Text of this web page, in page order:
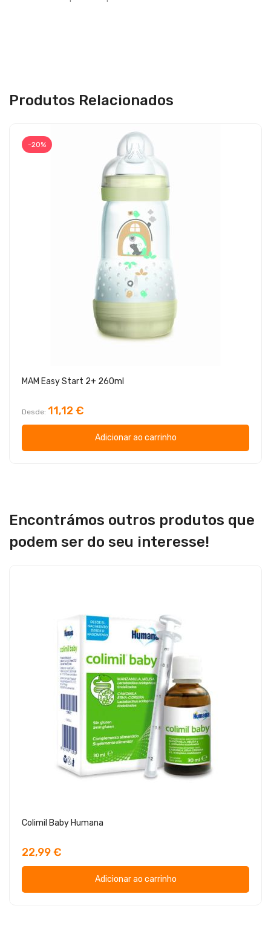
Produtos Relacionados
-20%
MAM Easy Start 2+ 260ml
Desde 11,12 €
Adicionar ao carrinho
Encontrámos outros produtos que
podem ser do seu interesse!
Colimil Baby Humana
22,99 €
Adicionar ao carrinho